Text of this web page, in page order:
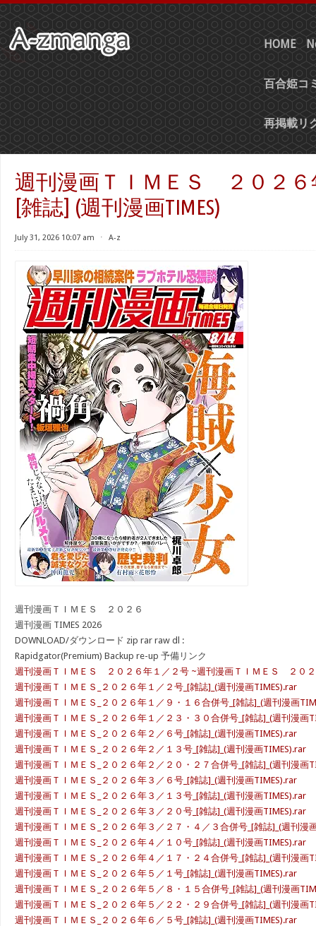
HOME
百合姫コ
再掲載リ
週刊漫画ＴＩＭＥＳ ２０２６
[雑誌] (週刊漫画TIMES)
July 31, 2026 10:07 am ⋅ A-z
週刊漫画ＴＩＭＥＳ ２０２６
週刊漫画 TIMES 2026
DOWNLOAD/ダウンロード zip rar raw dl :
Rapidgator(Premium) Backup re-up 予備リンク
週刊漫画ＴＩＭＥＳ ２０２６年１／２号 ~週刊漫画ＴＩＭＥＳ ２０
週刊漫画ＴＩＭＥＳ_２０２６年１／２号_[雑誌]_(週刊漫画TIMES).rar
週刊漫画ＴＩＭＥＳ_２０２６年１／９・１６合併号_[雑誌]_(週刊漫画
週刊漫画ＴＩＭＥＳ_２０２６年１／２３・３０合併号_[雑誌]_(週刊漫画
週刊漫画ＴＩＭＥＳ_２０２６年２／６号_[雑誌]_(週刊漫画TIMES).rar
週刊漫画ＴＩＭＥＳ_２０２６年２／１３号_[雑誌]_(週刊漫画TIMES).rar
週刊漫画ＴＩＭＥＳ_２０２６年２／２０・２７合併号_[雑誌]_(週刊漫画
週刊漫画ＴＩＭＥＳ_２０２６年３／６号_[雑誌]_(週刊漫画TIMES).rar
週刊漫画ＴＩＭＥＳ_２０２６年３／１３号_[雑誌]_(週刊漫画TIMES).rar
週刊漫画ＴＩＭＥＳ_２０２６年３／２０号_[雑誌]_(週刊漫画TIMES).rar
週刊漫画ＴＩＭＥＳ_２０２６年３／２７・４／３合併号_[雑誌]_(週刊漫
週刊漫画ＴＩＭＥＳ_２０２６年４／１０号_[雑誌]_(週刊漫画TIMES).rar
週刊漫画ＴＩＭＥＳ_２０２６年４／１７・２４合併号_[雑誌]_(週刊漫画
週刊漫画ＴＩＭＥＳ_２０２６年５／１号_[雑誌]_(週刊漫画TIMES).rar
週刊漫画ＴＩＭＥＳ_２０２６年５／８・１５合併号_[雑誌]_(週刊漫画
週刊漫画ＴＩＭＥＳ_２０２６年５／２２・２９合併号_[雑誌]_(週刊漫画
週刊漫画ＴＩＭＥＳ_２０２６年６／５号_[雑誌]_(週刊漫画TIMES).rar